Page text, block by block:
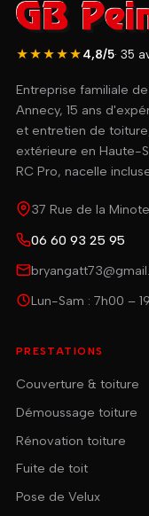
★★★★★4,8/5· 35
Entreprise familiale
Annecy, 15 ans
et entretien de
extérieure en Haute-
RC Pro, nacelle
37 Rue de la
06 60 93 25 95
Lun-Sam : 7h00 –
PRESTATIONS
Couverture & toiture
Démoussage toiture
Rénovation toiture
Fuite de toit
Pose de Velux